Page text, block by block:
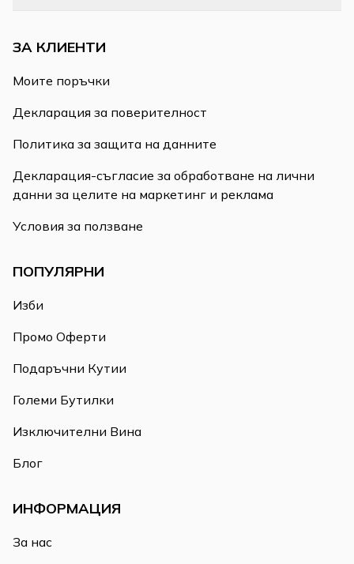
ЗА КЛИЕНТИ
Моите поръчки
Декларация за поверителност
Политика за защита на данните
Декларация-съгласие за обработване на лични
данни за целите на маркетинг и реклама
Условия за ползване
ПОПУЛЯРНИ
Изби
Промо Оферти
Подаръчни Кутии
Големи Бутилки
Изключителни Вина
Блог
ИНФОРМАЦИЯ
За нас